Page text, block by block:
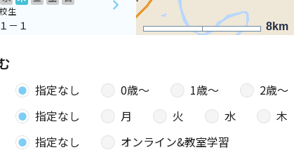
8km
生
－１
生
指定なし 0歳〜 1歳〜 2歳〜
指定なし 月 火 水 木
指定なし オンライン&教室学習